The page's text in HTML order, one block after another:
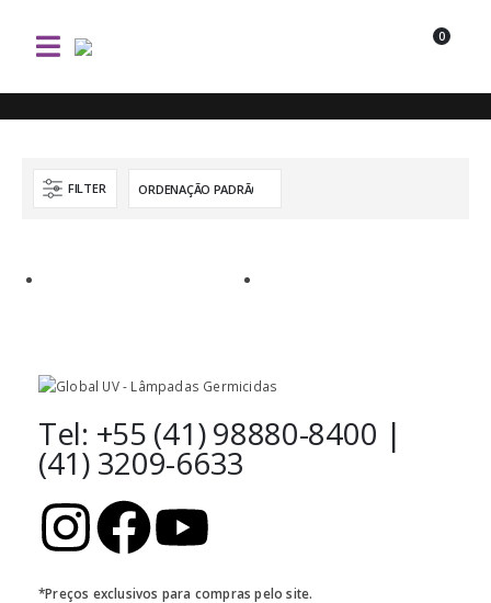
0
FILTER
Tel: +55 (41) 98880-8400 |
(41) 3209-6633
*Preços exclusivos para compras pelo site.